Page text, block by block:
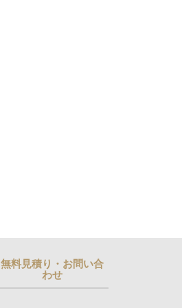
無料見積り・お問い合
わせ